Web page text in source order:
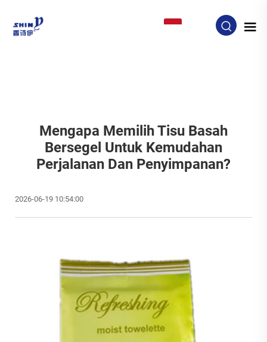
Mengapa Memilih Tisu Basah
Bersegel Untuk Kemudahan
Perjalanan Dan Penyimpanan?
2026-06-19 10:54:00